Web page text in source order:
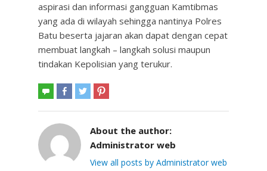
aspirasi dan informasi gangguan Kamtibmas
yang ada di wilayah sehingga nantinya Polres
Batu beserta jajaran akan dapat dengan cepat
membuat langkah – langkah solusi maupun
tindakan Kepolisian yang terukur.
About the author:
Administrator web
View all posts by Administrator web